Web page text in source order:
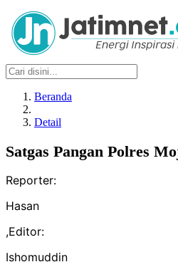
Beranda
Detail
Satgas Pangan Polres
Reporter:
Hasan
,Editor:
Ishomuddin